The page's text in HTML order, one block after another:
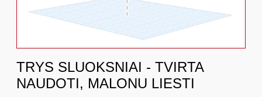
TRYS SLUOKSNIAI - TVIRTA
NAUDOTI, MALONU LIESTI